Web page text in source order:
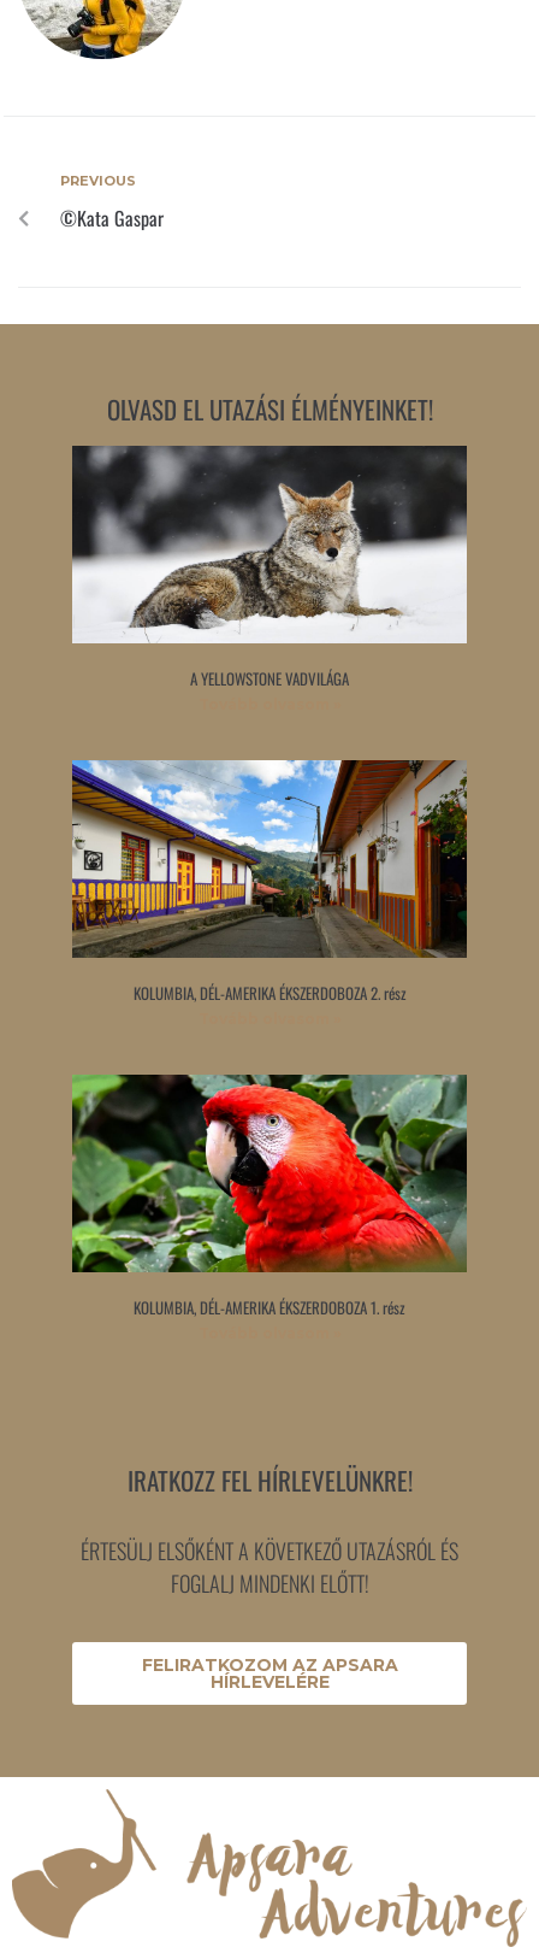
PREVIOUS
©Kata Gaspar
OLVASD EL UTAZÁSI ÉLMÉNYEINKET!
A YELLOWSTONE VADVILÁGA
KOLUMBIA, DÉL-AMERIKA ÉKSZERDOBOZA 2. rész
KOLUMBIA, DÉL-AMERIKA ÉKSZERDOBOZA 1. rész
IRATKOZZ FEL HÍRLEVELÜNKRE!
ÉRTESÜLJ ELSŐKÉNT A KÖVETKEZŐ UTAZÁSRÓL ÉS
FOGLALJ MINDENKI ELŐTT!
FELIRATKOZOM AZ APSARA
HÍRLEVELÉRE